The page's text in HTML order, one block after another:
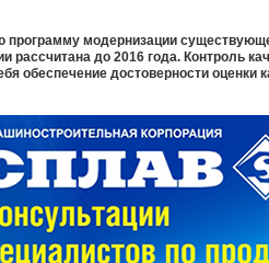
программу модернизации
до 2016 года. Контроль
обеспечение достоверности оценки